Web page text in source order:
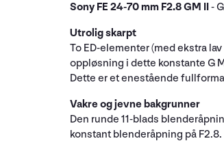
Sony FE 24-70 mm F2.8 GM II-
Utrolig skarpt
To ED-elementer (med ekstra
oppløsning i dette konstante G
Dette er et enestående
Vakre og jevne bakgrunner
Den runde 11-blads
konstant blenderåpning på F2.8.